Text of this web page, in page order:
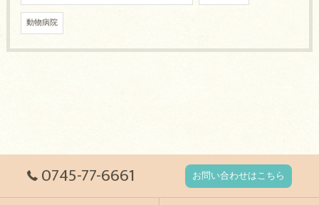
動物病院
0745-77-6661 お問い合わせはこちら